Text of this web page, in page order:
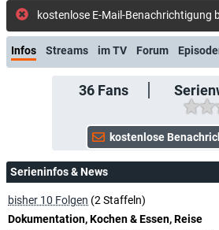
kostenlose E-Mail-Benachrichtigung
Infos Streams im TV Forum
36Fans
Serieninfos & News
bisher 10 Folgen (2 Staffeln)
Dokumentation, Kochen & Essen, Reise